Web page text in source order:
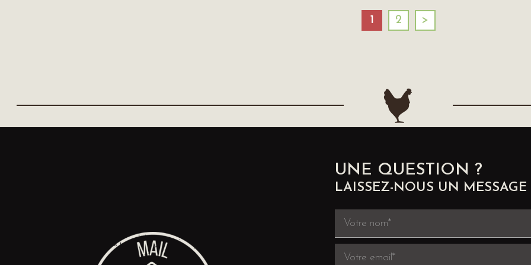
1 2 >
UNE QUESTION ?
LAISSEZ-NOUS UN MESSAGE